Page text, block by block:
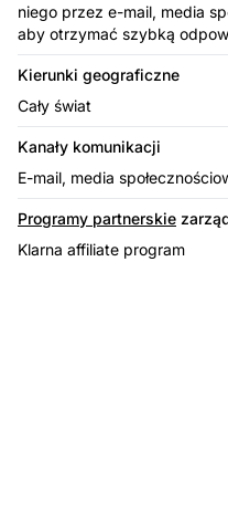
niego przez e-mail, media
aby otrzymać szybką
Kierunki geograficzne
Cały świat
Kanały komunikacji
E-mail, media
Programy partnerskie
Klarna affiliate program